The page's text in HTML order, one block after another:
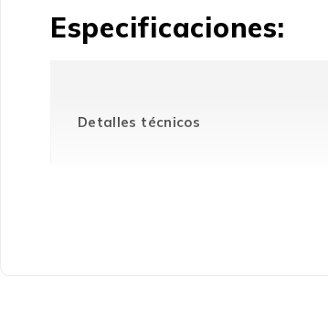
Especificaciones:
Detalles técnicos